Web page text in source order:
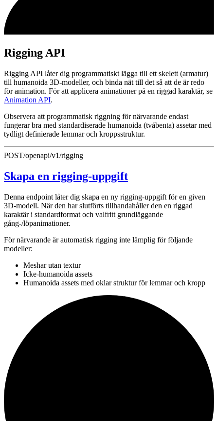
Rigging API
Rigging API låter dig programmatiskt lägga till ett skelett (armatur)
till humanoida 3D-modeller, och binda nät till det så att de är redo
för animation. För att applicera animationer på en riggad karaktär, se
Animation API.
Observera att programmatisk riggning för närvarande endast
fungerar bra med standardiserade humanoida (tvåbenta) assetar med
tydligt definierade lemmar och kroppsstruktur.
POST/openapi/v1/rigging
Skapa en rigging-uppgift
Denna endpoint låter dig skapa en ny rigging-uppgift för en given
3D-modell. När den har slutförts tillhandahåller den en riggad
karaktär i standardformat och valfritt grundläggande
gång-/löpanimationer.
För närvarande är automatisk rigging inte lämplig för följande
modeller:
Meshar utan textur
Icke-humanoida assets
Humanoida assets med oklar struktur för lemmar och kropp